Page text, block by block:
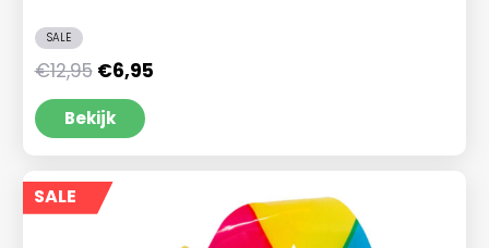
SALE
€12,95 Oorspronkelijke
prijs
was:
€12,95.
€6,95Huidige
Bekijk
SALE